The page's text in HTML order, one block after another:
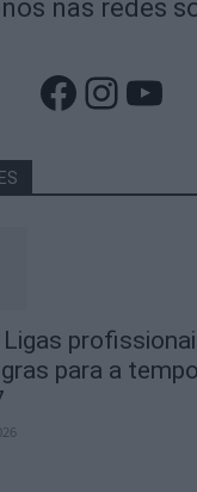
nas redes
para a